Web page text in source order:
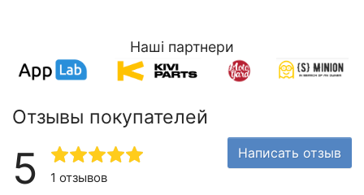
Наші партнери
Отзывы покупателей
5 1 отзывов
Написать отзыв